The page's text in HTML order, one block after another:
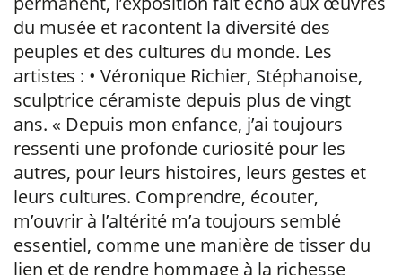
du musée et racontent la diversité des
peuples et des cultures du monde. Les
artistes : • Véronique Richier, Stéphanoise,
sculptrice céramiste depuis plus de vingt
ans. « Depuis mon enfance, j’ai toujours
ressenti une profonde curiosité pour les
autres, pour leurs histoires, leurs gestes et
leurs cultures. Comprendre, écouter,
m’ouvrir à l’altérité m’a toujours semblé
essentiel, comme une manière de tisser du
lien et de rendre hommage à la richesse